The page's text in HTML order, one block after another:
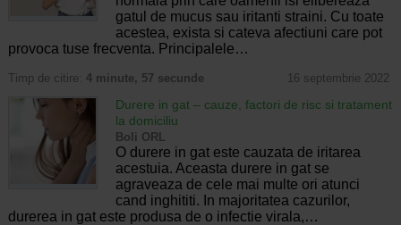
gatul de mucus sau iritanti straini. Cu toate
acestea, exista si cateva afectiuni care pot
provoca tuse frecventa. Principalele…
Timp de citire: 4 minute, 57 secunde 16 septembrie 2022
Durere in gat – cauze, factori de risc si tratament
la domiciliu
Boli ORL
O durere in gat este cauzata de iritarea
acestuia. Aceasta durere in gat se
agraveaza de cele mai multe ori atunci
cand inghititi. In majoritatea cazurilor,
durerea in gat este produsa de o infectie virala,…